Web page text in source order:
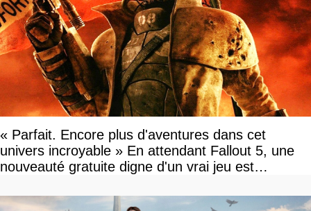
« Parfait. Encore plus d'aventures dans cet
univers incroyable » En attendant Fallout 5, une
nouveauté gratuite digne d'un vrai jeu est